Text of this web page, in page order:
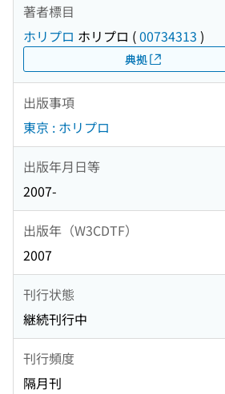
著者標目
ホリプロ ホリプロ (00734313 )
典拠
出版事項
東京 : ホリプロ
出版年月日等
2007-
出版年（W3CDTF）
2007
刊行状態
継続刊行中
刊行頻度
隔月刊